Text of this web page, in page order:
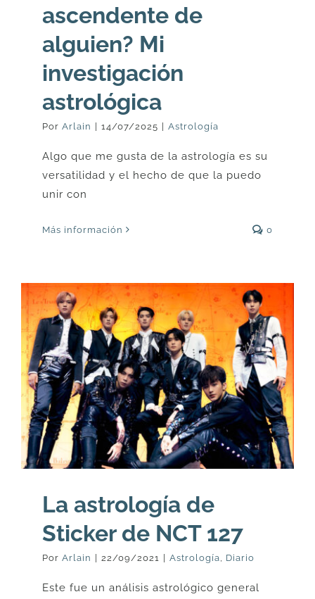
ascendente de
alguien? Mi
investigación
astrológica
Por Arlain 14/07/2025 Astrología
Algo que me gusta de la astrología es su
versatilidad y el hecho de que la puedo
unir con
Más información 0
La astrología de
Sticker de NCT 127
Por Arlain 22/09/2021 Astrología Diario
Este fue un análisis astrológico general